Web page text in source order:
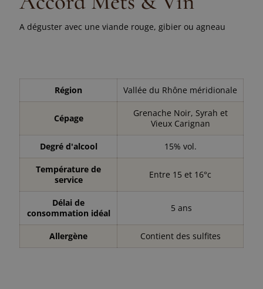
A déguster avec une viande rouge, gibier ou agneau
Région Vallée du Rhône méridionale
Cépage
Grenache Noir, Syrah et
Vieux Carignan
Degré d'alcool 15% vol.
Température de
service
Entre 15 et 16°c
Délai de
consommation idéal
5 ans
Allergène Contient des sulfites